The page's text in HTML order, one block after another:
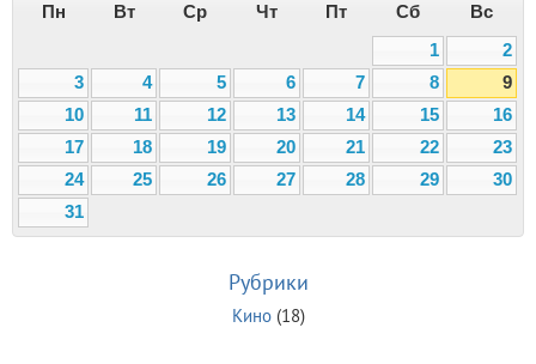
Пн Вт Ср Чт Пт Сб
Вс
1
2
3
4 5 6 7 8
9
10
11 12 13 14 15
16
17
18 19 20 21 22
23
24
25 26 27 28 29
30
31
Рубрики
Кино(18)